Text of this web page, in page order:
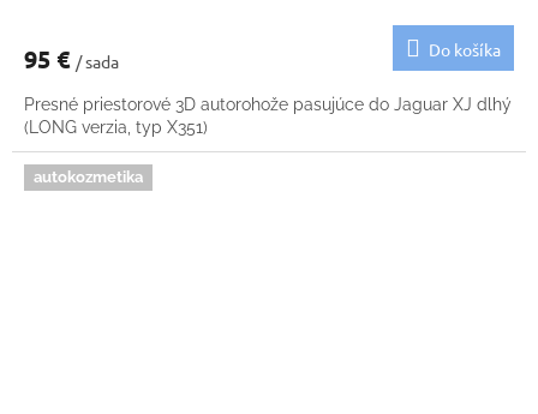
95 € / sada
Do košíka
Presné priestorové 3D autorohože pasujúce do Jaguar XJ dlhý
(LONG verzia, typ X351)
autokozmetika